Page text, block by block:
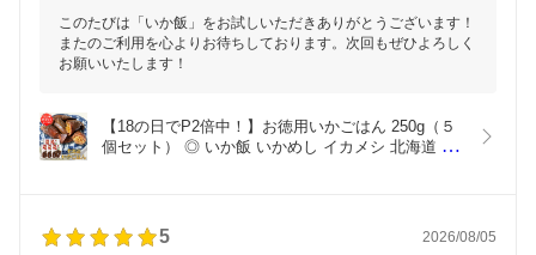
このたびは「いか飯」をお試しいただきありがとうございます！
またのご利用を心よりお待ちしております。次回もぜひよろしく
お願いいたします！
【18の日でP2倍中！】お徳用いかごはん 250g（５
個セット） ◎ いか飯 いかめし イカメシ 北海道 道
5 2026/08/05